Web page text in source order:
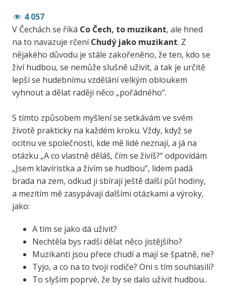
4 057
V Čechách se říká Co Čech, to muzikant, ale hned
na to navazuje rčeníChudý jako muzikant. Z
nějakého důvodu je stále zakořeněno, že ten, kdo se
živí hudbou, se nemůže slušně uživit, a tak je určitě
lepší se hudebnímu vzdělání velkým obloukem
vyhnout a dělat raději něco „pořádného“.
S tímto způsobem myšlení se setkávám ve svém
životě prakticky na každém kroku. Vždy, když se
ocitnu ve společnosti, kde mě lidé neznají, a já na
otázku „A co vlastně děláš, čím se živíš?“ odpovídám
„Jsem klavíristka a živím se hudbou“, lidem padá
brada na zem, odkud ji sbírají ještě další půl hodiny,
a mezitím mě zasypávají dalšími otázkami a výroky,
jako:
A tím se jako dá uživit?
Nechtěla bys radši dělat něco jistějšího?
Muzikanti jsou přece chudí a mají se špatně, ne?
Tyjo, a co na to tvoji rodiče? Oni s tím souhlasili?
To slyším poprvé, že by se dalo uživit hudbou..